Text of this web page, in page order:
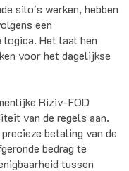
silo's werken, hebben
een
logica. Het laat hen
voor het dagelijkse
Riziv-FOD
van de regels aan.
betaling van de
bedrag te
tussen